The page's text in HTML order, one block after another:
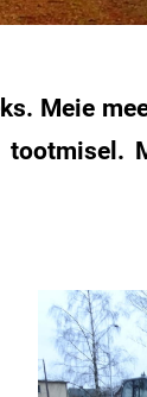
Meie